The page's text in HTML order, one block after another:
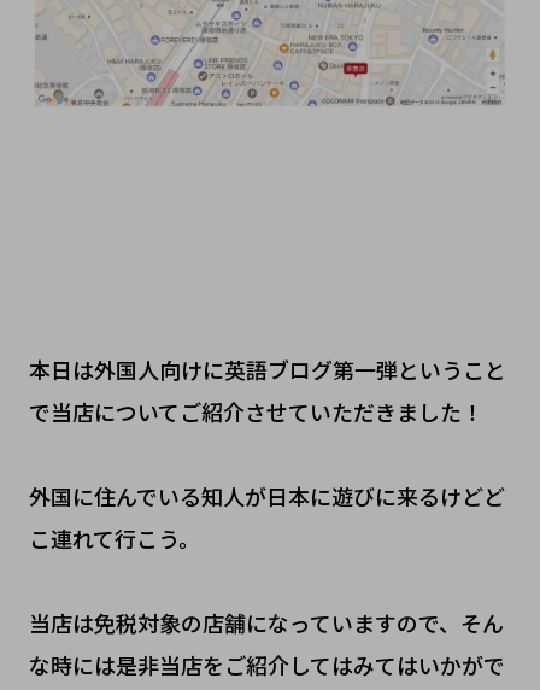
本日は外国人向けに英語ブログ第一弾ということ
で当店についてご紹介させていただきました！
外国に住んでいる知人が日本に遊びに来るけどど
こ連れて行こう。
当店は免税対象の店舗になっていますので、そん
な時には是非当店をご紹介してはみてはいかがで